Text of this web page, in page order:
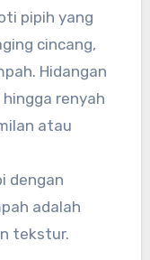
pipih yang
cincang,
Hidangan
renyah
atau
dengan
adalah
tekstur.